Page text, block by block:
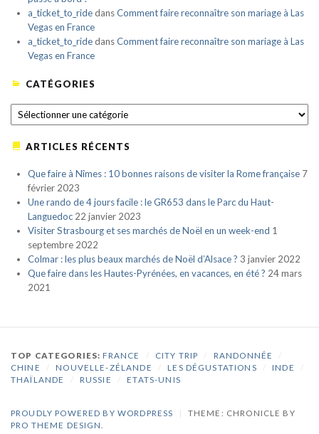
a_ticket_to_ridedansComment faire reconnaître son mariage à Las
Vegas en France
a_ticket_to_ridedansComment faire reconnaître son mariage à Las
Vegas en France
CATÉGORIES
CATÉGORIES
ARTICLES RÉCENTS
Que faire à Nîmes : 10 bonnes raisons de visiter la Rome française 7
février 2023
Une rando de 4 jours facile : le GR653 dans le Parc du Haut-
Languedoc 22 janvier 2023
Visiter Strasbourg et ses marchés de Noël en un week-end 1
septembre 2022
Colmar : les plus beaux marchés de Noël d’Alsace ? 3 janvier 2022
Que faire dans les Hautes-Pyrénées, en vacances, en été ? 24 mars
2021
TOP CATEGORIES:FRANCE CITY TRIP RANDONNÉE
CHINE
NOUVELLE-ZÉLANDE LES DÉGUSTATIONS INDE
THAÏLANDE
RUSSIE ETATS-UNIS
PROUDLY POWERED BY WORDPRESS
THEME: CHRONICLE BY
PRO THEME DESIGN